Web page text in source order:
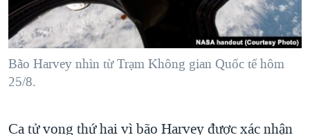
Bão Harvey nhìn từ Trạm Không gian Quốc tế hôm
25/8.
​Ca tử vong thứ hai vì bão Harvey được xác nhận